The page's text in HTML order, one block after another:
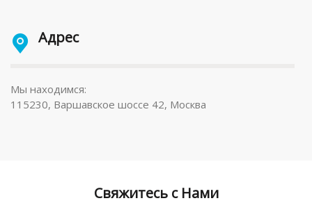
Адрес
Мы находимся:
115230, Варшавское шоссе 42, Москва
Свяжитесь с Нами